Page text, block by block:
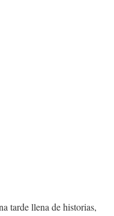
tarde llena de historias,